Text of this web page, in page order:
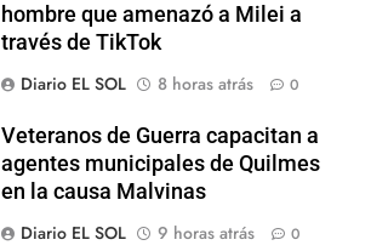
hombre que amenazó a Milei a
través de TikTok
Diario EL SOL
8 horas atrás 0
Veteranos de Guerra capacitan a
agentes municipales de Quilmes
en la causa Malvinas
Diario EL SOL
9 horas atrás 0